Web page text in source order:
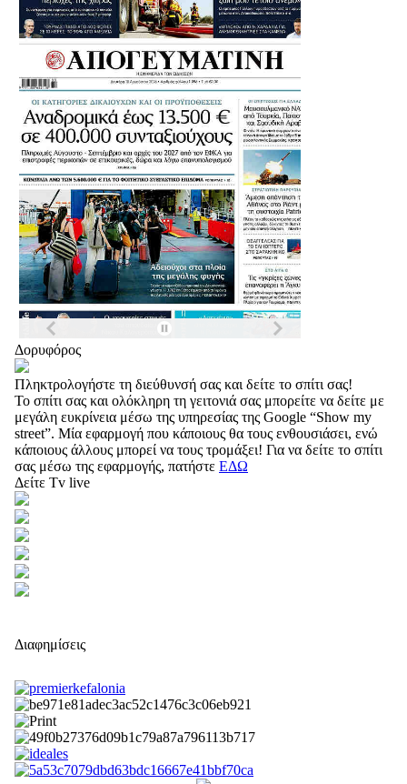
Δορυφόρος
Πληκτρολογήστε τη διεύθυνσή σας και δείτε το σπίτι σας!
Το σπίτι σας και ολόκληρη τη γειτονιά σας μπορείτε να δείτε με
μεγάλη ευκρίνεια μέσω της υπηρεσίας της Google “Show my
street”. Μία εφαρμογή που κάποιους θα τους ενθουσιάσει, ενώ
κάποιους άλλους μπορεί να τους τρομάξει! Για να δείτε το σπίτι
σας μέσω της εφαρμογής, πατήστε ΕΔΩ
Δείτε Tv live
Διαφημίσεις